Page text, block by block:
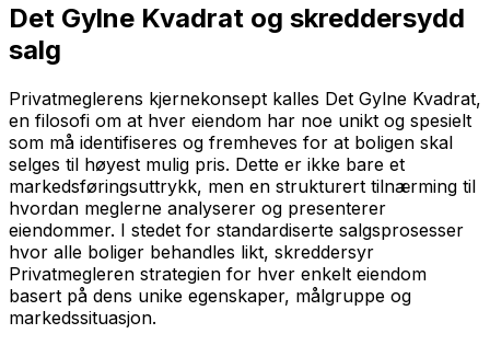
Det Gylne Kvadrat og skreddersydd
salg
Privatmeglerens kjernekonsept kalles Det Gylne Kvadrat,
en filosofi om at hver eiendom har noe unikt og spesielt
som må identifiseres og fremheves for at boligen skal
selges til høyest mulig pris. Dette er ikke bare et
markedsføringsuttrykk, men en strukturert tilnærming til
hvordan meglerne analyserer og presenterer
eiendommer. I stedet for standardiserte salgsprosesser
hvor alle boliger behandles likt, skreddersyr
Privatmegleren strategien for hver enkelt eiendom
basert på dens unike egenskaper, målgruppe og
markedssituasjon.